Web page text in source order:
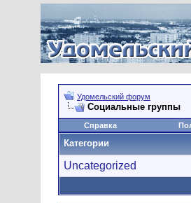
Удомельский форум
Социальные группы
Справка
Категории
Uncategorized